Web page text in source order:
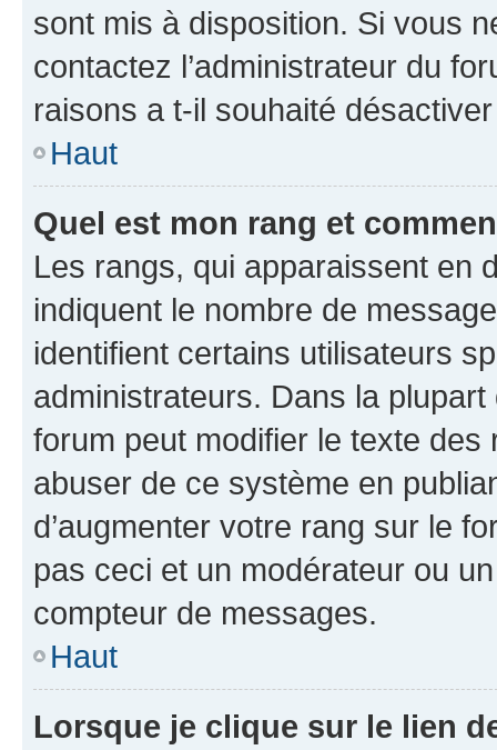
sont mis à disposition. Si vous
contactez l’administrateur du
raisons a t-il souhaité
Haut
Quel est mon rang et
Les rangs, qui apparaissent en
indiquent le nombre de
identifient certains utilisateurs
administrateurs. Dans la
forum peut modifier le texte
abuser de ce système en
d’augmenter votre rang sur le
pas ceci et un modérateur ou
compteur de messages.
Haut
Lorsque je clique sur le lien